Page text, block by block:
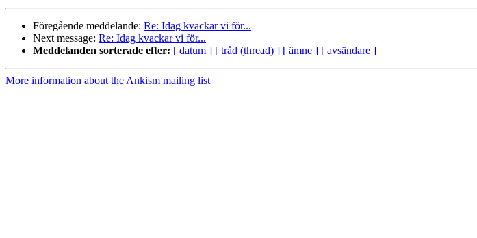
Föregående meddelande: Re: Idag kvackar vi för...
Next message: Re: Idag kvackar vi för...
Meddelanden sorterade efter: [ datum ] [ tråd (thread) ] [ ämne ] [ avsändare ]
More information about the Ankism mailing list